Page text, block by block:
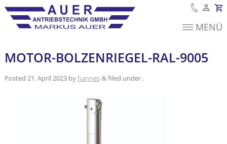
Es befinden sichMENÜ
MOTOR-BOLZENRIEGEL-RAL-9005
Posted 21. April 2023by hannes &filed under .